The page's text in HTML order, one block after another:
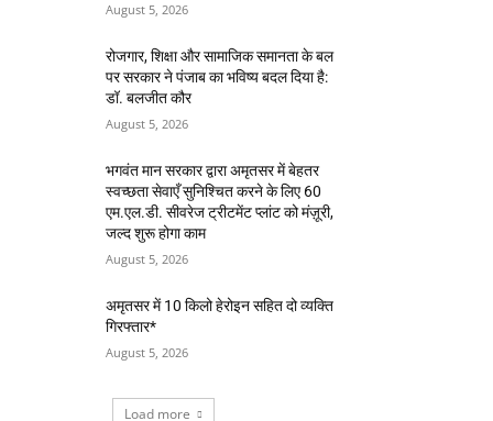
August 5, 2026
रोजगार, शिक्षा और सामाजिक समानता के बल
पर सरकार ने पंजाब का भविष्य बदल दिया है:
डॉ. बलजीत कौर
August 5, 2026
भगवंत मान सरकार द्वारा अमृतसर में बेहतर
स्वच्छता सेवाएँ सुनिश्चित करने के लिए 60
एम.एल.डी. सीवरेज ट्रीटमेंट प्लांट को मंज़ूरी,
जल्द शुरू होगा काम
August 5, 2026
अमृतसर में 10 किलो हेरोइन सहित दो व्यक्ति
गिरफ्तार*
August 5, 2026
Load more